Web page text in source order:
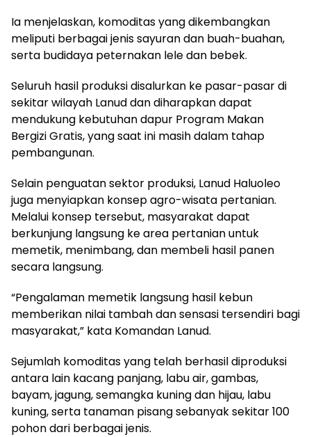
Ia menjelaskan, komoditas yang dikembangkan
meliputi berbagai jenis sayuran dan buah-buahan,
serta budidaya peternakan lele dan bebek.
Seluruh hasil produksi disalurkan ke pasar-pasar di
sekitar wilayah Lanud dan diharapkan dapat
mendukung kebutuhan dapur Program Makan
Bergizi Gratis, yang saat ini masih dalam tahap
pembangunan.
Selain penguatan sektor produksi, Lanud Haluoleo
juga menyiapkan konsep agro-wisata pertanian.
Melalui konsep tersebut, masyarakat dapat
berkunjung langsung ke area pertanian untuk
memetik, menimbang, dan membeli hasil panen
secara langsung.
“Pengalaman memetik langsung hasil kebun
memberikan nilai tambah dan sensasi tersendiri bagi
masyarakat,” kata Komandan Lanud.
Sejumlah komoditas yang telah berhasil diproduksi
antara lain kacang panjang, labu air, gambas,
bayam, jagung, semangka kuning dan hijau, labu
kuning, serta tanaman pisang sebanyak sekitar 100
pohon dari berbagai jenis.